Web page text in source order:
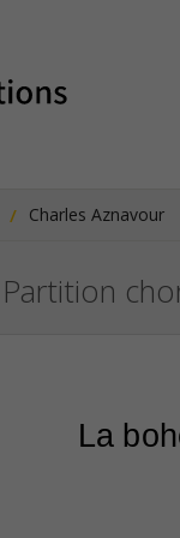
Charles Aznavour
Partition
La